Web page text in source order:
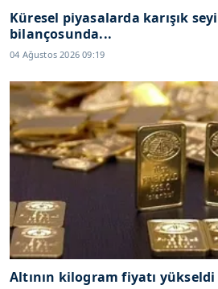
Küresel piyasalarda karışık
bilançosunda...
04 Ağustos 2026 09:19
Altının kilogram fiyatı yükseldi